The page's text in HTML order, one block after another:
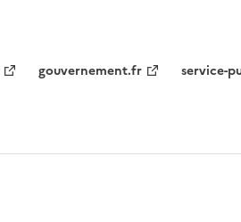
gouvernement.fr service-